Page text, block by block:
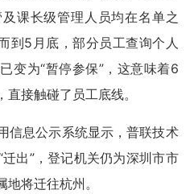
课长级管理人员均在名单之
到5月底，部分员工查询个人
变为“暂停参保”，这意味着6
接触碰了员工底线。
信息公示系统显示，普联技术
出”，登记机关仍为深圳市市
将迁往杭州。